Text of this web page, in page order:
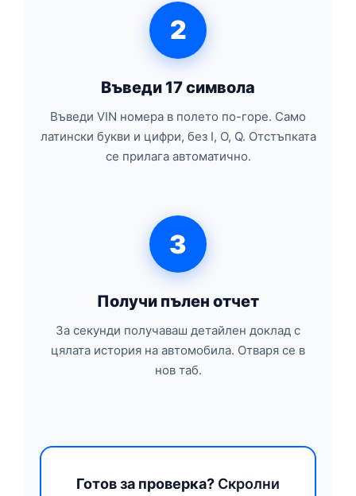
2
Въведи 17 символа
Въведи VIN номера в полето по-горе. Само
латински букви и цифри, без I, O, Q. Отстъпката
се прилага автоматично.
3
Получи пълен отчет
За секунди получаваш детайлен доклад с
цялата история на автомобила. Отваря се в
нов таб.
Готов за проверка? Скролни